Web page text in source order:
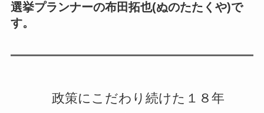
選挙プランナーの布田拓也(ぬのたたくや)で
す。
政策にこだわり続けた１８年